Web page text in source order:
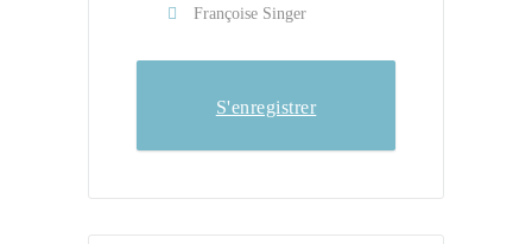
Françoise Singer
S'enregistrer